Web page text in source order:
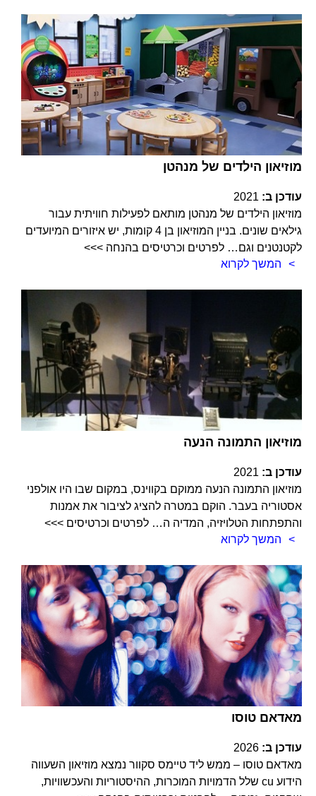
מוזיאון הילדים של מנהטן
עודכן ב: 2021
מוזיאון הילדים של מנהטן מותאם לפעילות חוויתית עבור
גילאים שונים. בניין המוזיאון בן 4 קומות, יש איזורים המיועדים
לקטנטנים וגם… לפרטים וכרטיסים בהנחה >>>
המשך לקרוא
מוזיאון התמונה הנעה
עודכן ב: 2021
מוזיאון התמונה הנעה ממוקם בקווינס, במקום שבו היו אולפני
אסטוריה בעבר. הוקם במטרה להציג לציבור את אמנות
והתפתחות הטלויזיה, המדיה ה… לפרטים וכרטיסים >>>
המשך לקרוא
מאדאם טוסו
עודכן ב: 2026
מאדאם טוסו – ממש ליד טיימס סקוור נמצא מוזיאון השעווה
הידוע cu שלל הדמויות המוכרות, ההיסטוריות והעכשוויות,